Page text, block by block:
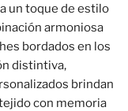
un toque de estilo
armoniosa
bordados en los
distintiva,
brindan
con memoria